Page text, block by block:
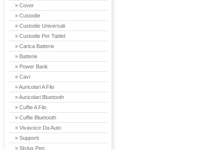
» Cover
» Custodie
» Custodie Universali
» Custodie Per Tablet
» Carica Batterie
» Batterie
» Power Bank
» Cavi
» Auricolari A Filo
» Auricolari Bluetooth
» Cuffie A Filo
» Cuffie Bluetooth
» Vivavoce Da Auto
» Supporti
» Stylus Pen